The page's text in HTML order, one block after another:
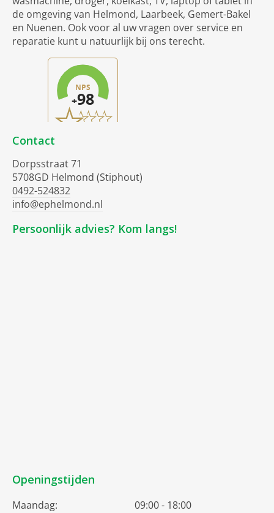
de omgeving van Helmond, Laarbeek, Gemert-Bakel
en Nuenen. Ook voor al uw vragen over service en
reparatie kunt u natuurlijk bij ons terecht.
Contact
Dorpsstraat 71
5708GD Helmond (Stiphout)
0492-524832
info@ephelmond.nl
Persoonlijk advies? Kom langs!
Openingstijden
Maandag:
09:00 - 18:00